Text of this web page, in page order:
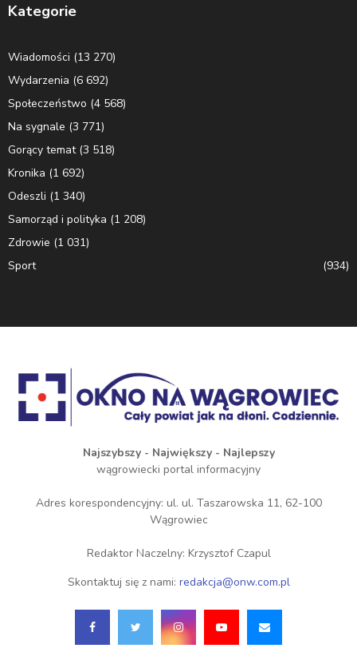
Kategorie
Wiadomości (13 270)
Wydarzenia (6 692)
Społeczeństwo (4 568)
Na sygnale (3 771)
Gorący temat(3 518)
Kronika (1 692)
Odeszli (1 340)
Samorząd i polityka (1 208)
Zdrowie (1 031)
Sport
(934)
Najszybszy - Największy - Najlepszy
wągrowiecki portal informacyjny
Adres korespondencyjny: ul. ul. Taszarowska 11, 62-100
Wągrowiec
Redaktor Naczelny: Krzysztof Czapul
Skontaktuj się z nami: redakcja@onw.com.pl